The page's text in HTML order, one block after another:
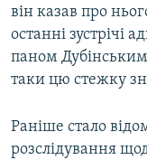
він казав про
останні зустрічі
паном
таки цю стежку
Раніше стало
розслідування